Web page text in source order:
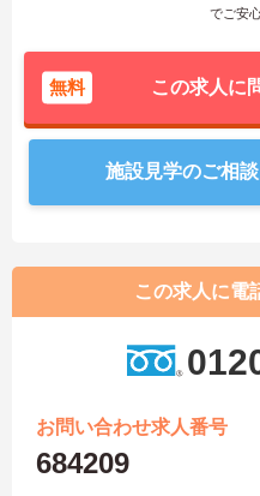
でご安
無料 この求人に
施設見学のご相談
この求人に電
お問い合わせ求人番号
684209